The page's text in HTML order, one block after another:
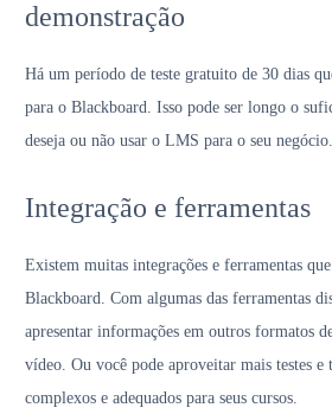
demonstração
Há um período de teste gratuito de 30 dias
para o Blackboard. Isso pode ser longo o
deseja ou não usar o LMS para o seu negócio.
Integração e ferramentas
Existem muitas integrações e ferramentas
Blackboard. Com algumas das ferramentas
apresentar informações em outros formatos
vídeo. Ou você pode aproveitar mais testes e
complexos e adequados para seus cursos.